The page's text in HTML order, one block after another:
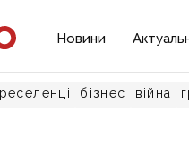
Новини
бізнес війна